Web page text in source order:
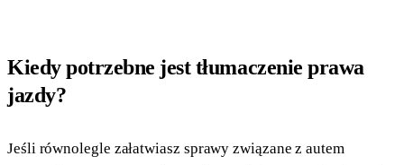
Kiedy potrzebne jest tłumaczenie prawa
jazdy?
Jeśli równolegle załatwiasz sprawy związane z autem